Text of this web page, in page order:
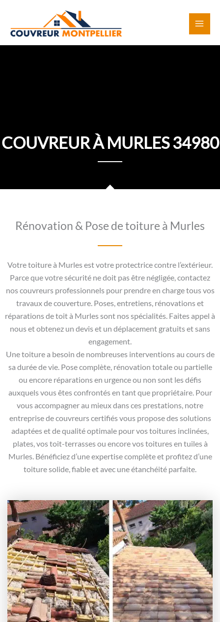
contenu
COUVREUR À MURLES 34980
Rénovation & Pose de toiture à Murles
Votre toiture à Murles est votre protectrice contre l’extérieur.
Parce que votre sécurité ne doit pas être négligée, contactez
nos couvreurs professionnels pour prendre en charge tous vos
travaux de couverture. Poses, entretiens, rénovations et
réparations de toit à Murles sont nos spécialités. Faites appel à
nous et obtenez un devis et un déplacement gratuits et sans
engagement.
Une toiture a besoin de nombreuses interventions au cours de
sa durée de vie. Pose complète, rénovation totale ou partielle
ou encore réparations en urgence ou non sont les défis
auxquels vous êtes confrontés en tant que propriétaire. Pour
vous accompagner au mieux dans ces prestations, notre
entreprise de couvreurs certifiés vous propose des solutions
adaptées et de qualité optimale pour vos toitures inclinées,
plates, vos toit-terrasses ou encore vos toitures en tuiles à
Murles. Bénéficiez d’une expertise complète et profitez d’une
toiture solide, fiable et avec une étanchéité parfaite.